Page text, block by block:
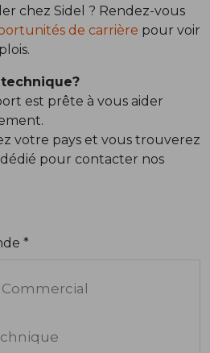
chez Sidel ? Rendez-vous
de carrière pour voir
technique?
est prête à vous aider
votre pays et vous trouverez
pour contacter nos
*